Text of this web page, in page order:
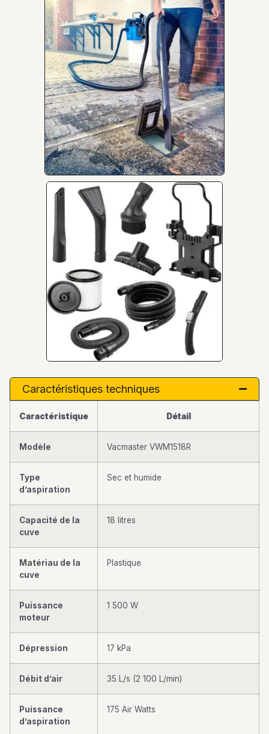
Caractéristiques techniques
Caractéristique Détail
Modèle Vacmaster VWM1518R
Type
d’aspiration
Sec et humide
Capacité de la
cuve
18 litres
Matériau de la
cuve
Plastique
Puissance
moteur
1 500 W
Dépression 17 kPa
Débit d’air 35 L/s (2 100 L/min)
Puissance
d’aspiration
175 Air Watts